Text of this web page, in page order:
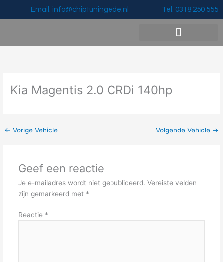
Email: info@chiptuningede.nl Tel: 0318 250 555
Kia Magentis 2.0 CRDi 140hp
← Vorige Vehicle Volgende Vehicle →
Geef een reactie
Je e-mailadres wordt niet gepubliceerd. Vereiste velden
zijn gemarkeerd met *
Reactie *